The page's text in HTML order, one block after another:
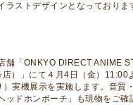
ラストデザインとなっておりま
舗「 ONKYO DIRECT ANIME
店）」にて４月4 日（金） 11:00
）実機展示を実施します。音質
ッドホンポーチ」も現物をご確